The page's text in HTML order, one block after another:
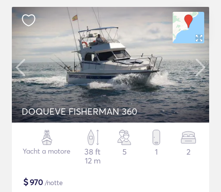
DOQUEVE FISHERMAN 360
Yacht a motore
38 ft
12 m
5 1 2
$970 /notte